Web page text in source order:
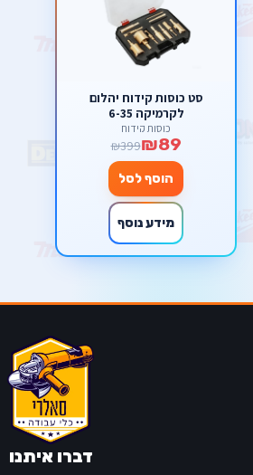
סט כוסות קידוח יהלום
לקרמיקה 6-35
כוסות קידוח
₪89
₪399
הוסף לסל
מידע נוסף
דברו איתנו